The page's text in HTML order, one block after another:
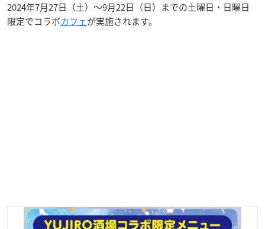
2024年7月27日（土）〜9月22日（日）までの土曜日・日曜日
限定でコラボカフェが実施されます。